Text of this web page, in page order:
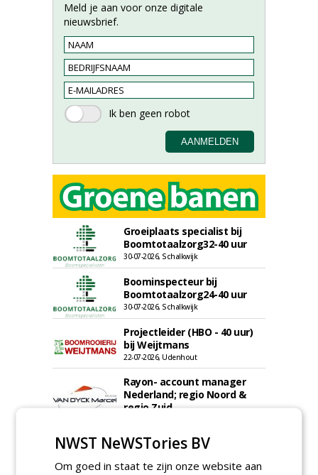
Meld je aan voor onze digitale
nieuwsbrief.
Groeiplaats specialist bij
Boomtotaalzorg32-40 uur
30-07-2026, Schalkwijk
Boominspecteur bij
Boomtotaalzorg24-40 uur
30-07-2026, Schalkwijk
Projectleider (HBO - 40 uur)
bij Weijtmans
22-07-2026, Udenhout
Rayon- account manager
Nederland; regio Noord &
regio Zuid
Boomrooier / boomverzorger
ETW bij Weijtmans
04-05-2026
NWST NeWSTories BV
Om goed in staat te zijn onze website aan